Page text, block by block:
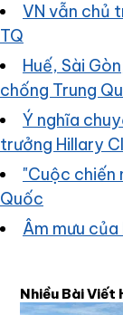
VN vẫn chủ
TQ
Huế, Sài
chống Trung
Ý nghĩa
trưởng Hillary
"Cuộc chiến
Quốc
Âm mưu của
Nhiều Bài Viết